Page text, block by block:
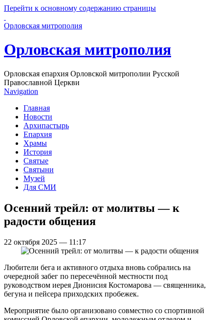
Перейти к основному содержанию страницы
Орловская митрополия
Орловская митрополия
Орловская епархия Орловской митрополии Русской
Православной Церкви
Navigation
Главная
Новости
Архипастырь
Епархия
Храмы
История
Святые
Святыни
Музей
Для СМИ
Осенний трейл: от молитвы — к
радости общения
22 октября 2025 — 11:17
Любители бега и активного отдыха вновь собрались на
очередной забег по пересечённой местности под
руководством иерея Дионисия Костомарова — священника,
бегуна и пейсера приходских пробежек.
Мероприятие было организовано совместно со спортивной